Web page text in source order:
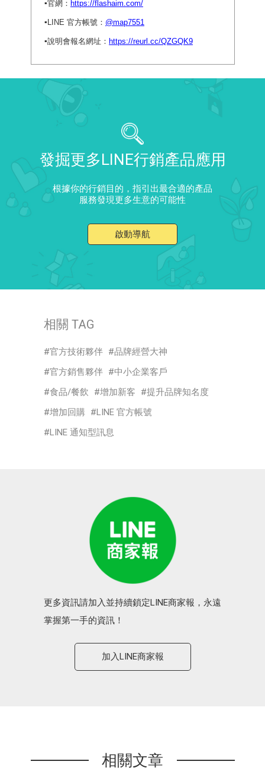
▪️官網： https://flashaim.com/
▪️ LINE 官方帳號： @map7551
▪️說明會報名網址： https://reurl.cc/QZGQK9
發掘更多LINE行銷產品應用
根據你的行銷目的，指引出最合適的產品
服務發現更多生意的可能性
啟動導航
相關 TAG
官方技術夥伴
品牌經營大神
官方銷售夥伴
中小企業客戶
食品/餐飲
增加新客
提升品牌知名度
增加回購
LINE 官方帳號
LINE 通知型訊息
更多資訊請加入並持續鎖定LINE商家報，永遠
掌握第一手的資訊！
加入LINE商家報
相關文章